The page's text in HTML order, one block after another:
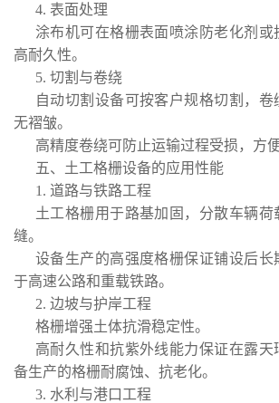
4. 表面处理
涂布机可在格栅表面喷涂防老化剂或
高耐久性。
5. 切割与卷绕
自动切割设备可按客户规格切割，卷
无褶皱。
高精度卷绕可防止运输过程受损，方
五、土工格栅设备的应用性能
1. 道路与铁路工程
土工格栅用于路基加固，分散车辆荷
缝。
设备生产的高强度格栅保证铺设后长
于高速公路和重载铁路。
2. 边坡与护岸工程
格栅增强土体抗滑稳定性。
高耐久性和抗紫外线能力保证在露天
备生产的格栅耐腐蚀、抗老化。
3. 水利与港口工程